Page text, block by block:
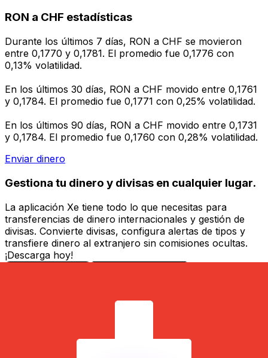
RON a CHF estadísticas
Durante los últimos 7 días, RON a CHF se movieron
entre 0,1770 y 0,1781. El promedio fue 0,1776 con
0,13% volatilidad.
En los últimos 30 días, RON a CHF movido entre 0,1761
y 0,1784. El promedio fue 0,1771 con 0,25% volatilidad.
En los últimos 90 días, RON a CHF movido entre 0,1731
y 0,1784. El promedio fue 0,1760 con 0,28% volatilidad.
Enviar dinero
Gestiona tu dinero y divisas en cualquier lugar.
La aplicación Xe tiene todo lo que necesitas para
transferencias de dinero internacionales y gestión de
divisas. Convierte divisas, configura alertas de tipos y
transfiere dinero al extranjero sin comisiones ocultas.
¡Descarga hoy!